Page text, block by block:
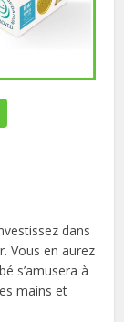
dans
Vous en aurez
s’amusera à
mains et